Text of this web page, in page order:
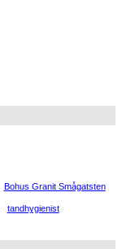
Bohus Granit Smågatsten
tandhygienist